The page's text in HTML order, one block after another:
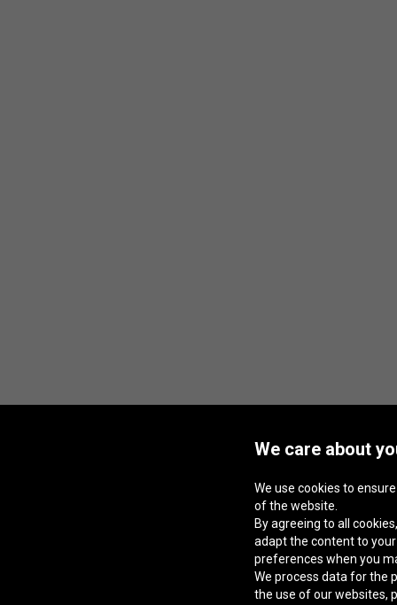
We care about
We use cookies to
of the website.
By agreeing to all
adapt the content to
preferences when you
We process data for the
the use of our websites,